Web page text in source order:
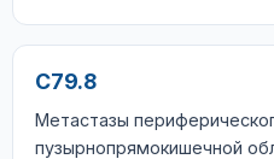
C79.8
Метастазы
пузырнопрямокишечной